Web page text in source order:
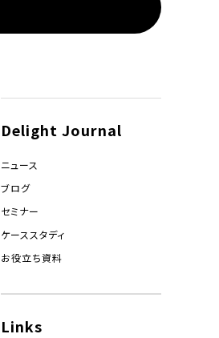
Delight Journal
ニュース
ブログ
セミナー
ケーススタディ
お役立ち資料
Links